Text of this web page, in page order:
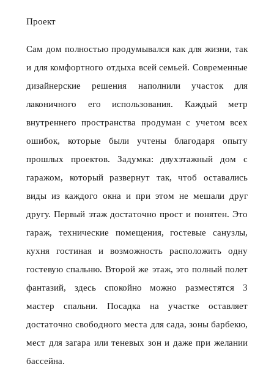
Проект
Сам дом полностью продумывался как для жизни, так
и для комфортного отдыха всей семьей. Современные
дизайнерские решения наполнили участок для
лаконичного его использования. Каждый метр
внутреннего пространства продуман с учетом всех
ошибок, которые были учтены благодаря опыту
прошлых проектов. Задумка: двухэтажный дом с
гаражом, который развернут так, чтоб оставались
виды из каждого окна и при этом не мешали друг
другу. Первый этаж достаточно прост и понятен. Это
гараж, технические помещения, гостевые санузлы,
кухня гостиная и возможность расположить одну
гостевую спальню. Второй же этаж, это полный полет
фантазий, здесь спокойно можно разместятся 3
мастер спальни. Посадка на участке оставляет
достаточно свободного места для сада, зоны барбекю,
мест для загара или теневых зон и даже при желании
бассейна.